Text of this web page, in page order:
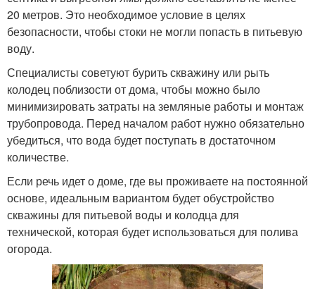
20 метров. Это необходимое условие в целях
безопасности, чтобы стоки не могли попасть в питьевую
воду.
Специалисты советуют бурить скважину или рыть
колодец поблизости от дома, чтобы можно было
минимизировать затраты на земляные работы и монтаж
трубопровода. Перед началом работ нужно обязательно
убедиться, что вода будет поступать в достаточном
количестве.
Если речь идет о доме, где вы проживаете на постоянной
основе, идеальным вариантом будет обустройство
скважины для питьевой воды и колодца для
технической, которая будет использоваться для полива
огорода.